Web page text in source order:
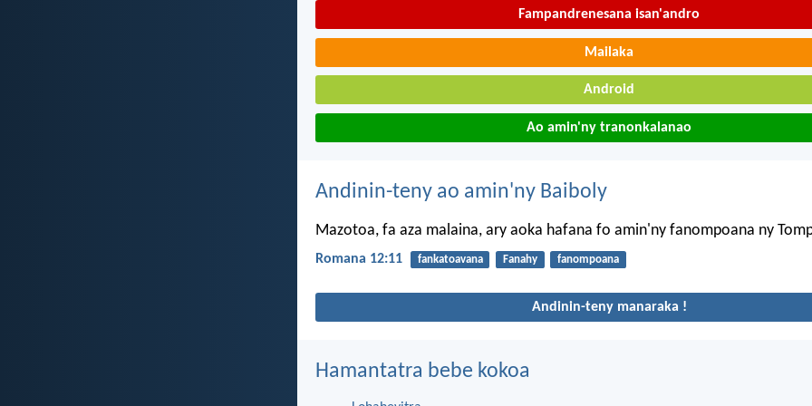
Fampandrenesana isan'andro
Mailaka
Android
Ao amin'ny tranonkalanao
Andinin-teny ao amin'ny Baiboly
Mazotoa, fa aza malaina, ary aoka hafana fo amin'ny fanompoana ny
Romana 12:11 fankatoavana Fanahy fanompoana
Andinin-teny manaraka !
Hamantatra bebe kokoa